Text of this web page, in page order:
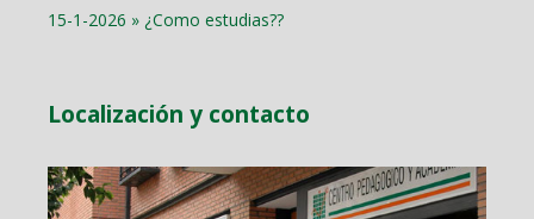
15-1-2026 » ¿Como estudias??
Localización y contacto